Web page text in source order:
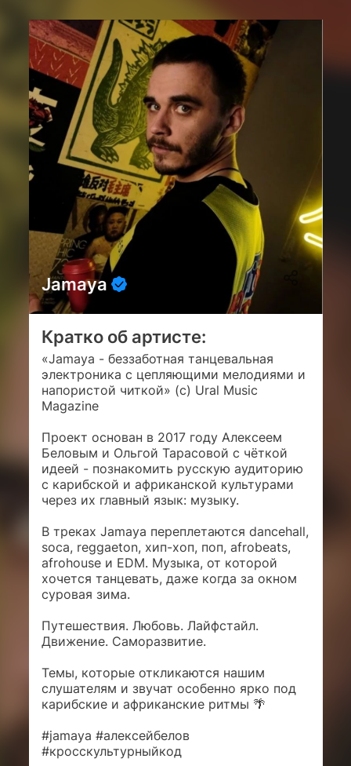
Jamaya
Кратко об артисте:
«Jamaya - беззаботная танцевальная
электроника с цепляющими мелодиями и
напористой читкой» (с) Ural Music
Magazine
Проект основан в 2017 году Алексеем
Беловым и Ольгой Тарасовой с чёткой
идеей - познакомить русскую аудиторию
с карибской и африканской культурами
через их главный язык: музыку.
В треках Jamaya переплетаются dancehall,
soca, reggaeton, хип-хоп, поп, afrobeats,
afrohouse и EDM. Музыка, от которой
хочется танцевать, даже когда за окном
суровая зима.
Путешествия. Любовь. Лайфстайл.
Движение. Саморазвитие.
Темы, которые откликаются нашим
слушателям и звучат особенно ярко под
карибские и африканские ритмы 🌴
#jamaya #алексейбелов
#кросскультурныйкод